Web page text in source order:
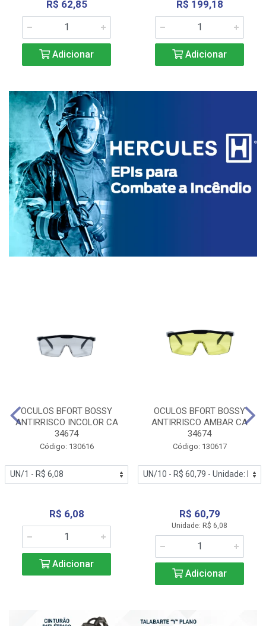
R$ 62,85
Adicionar
R$ 199,18
Adicionar
OCULOS BFORT BOSSY
ANTIRRISCO INCOLOR CA
34674
Código: 130616
R$ 6,08
Adicionar
OCULOS BFORT BOSSY
ANTIRRISCO AMBAR CA
34674
Código: 130617
R$ 60,79
Unidade: R$ 6,08
Adicionar